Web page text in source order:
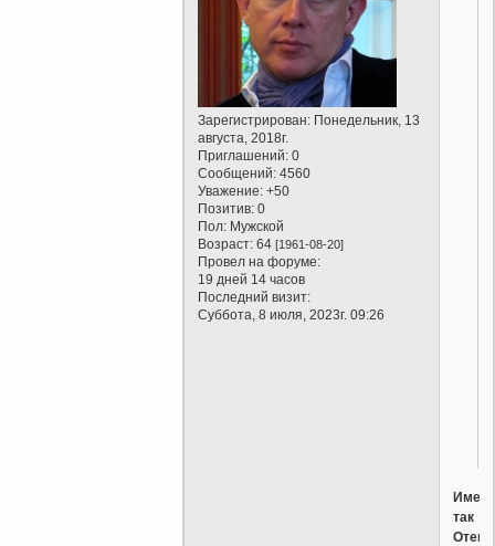
Зарегистрирован: Понедельник, 13
августа, 2018г.
Приглашений: 0
Сообщений: 4560
Уважение: +50
Позитив: 0
Пол: Мужской
Возраст: 64[1961-08-20]
Провел на форуме:
19 дней 14 часов
Последний визит:
Суббота, 8 июля, 2023г. 09:26
так
Отец